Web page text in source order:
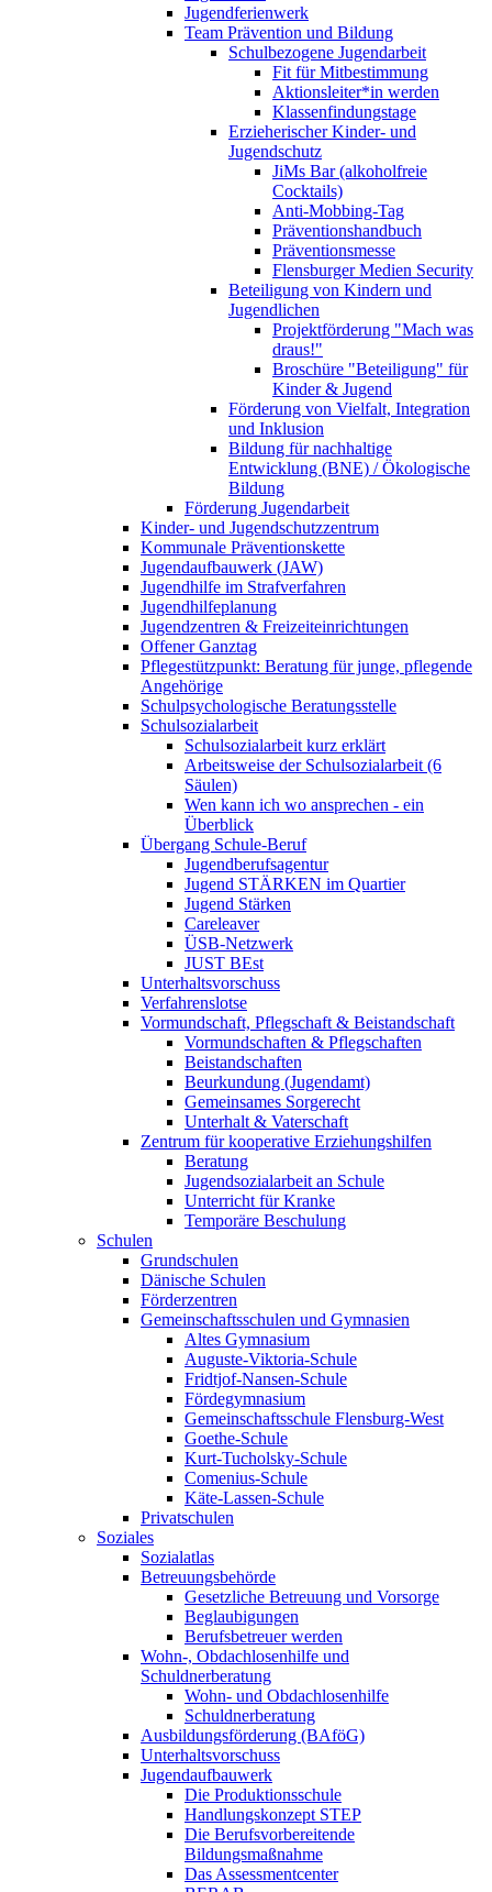
Jugendferienwerk
Team Prävention und Bildung
Schulbezogene Jugendarbeit
Fit für Mitbestimmung
Aktionsleiter*in werden
Klassenfindungstage
Erzieherischer Kinder- und
Jugendschutz
JiMs Bar (alkoholfreie
Cocktails)
Anti-Mobbing-Tag
Präventionshandbuch
Präventionsmesse
Flensburger Medien Security
Beteiligung von Kindern und
Jugendlichen
Projektförderung "Mach was
draus!"
Broschüre "Beteiligung" für
Kinder & Jugend
Förderung von Vielfalt, Integration
und Inklusion
Bildung für nachhaltige
Entwicklung (BNE) / Ökologische
Bildung
Förderung Jugendarbeit
Kinder- und Jugendschutzzentrum
Kommunale Präventionskette
Jugendaufbauwerk (JAW)
Jugendhilfe im Strafverfahren
Jugendhilfeplanung
Jugendzentren & Freizeiteinrichtungen
Offener Ganztag
Pflegestützpunkt: Beratung für junge, pflegende
Angehörige
Schulpsychologische Beratungsstelle
Schulsozialarbeit
Schulsozialarbeit kurz erklärt
Arbeitsweise der Schulsozialarbeit (6
Säulen)
Wen kann ich wo ansprechen - ein
Überblick
Übergang Schule-Beruf
Jugendberufsagentur
Jugend STÄRKEN im Quartier
Jugend Stärken
Careleaver
ÜSB-Netzwerk
JUST BEst
Unterhaltsvorschuss
Verfahrenslotse
Vormundschaft, Pflegschaft & Beistandschaft
Vormundschaften & Pflegschaften
Beistandschaften
Beurkundung (Jugendamt)
Gemeinsames Sorgerecht
Unterhalt & Vaterschaft
Zentrum für kooperative Erziehungshilfen
Beratung
Jugendsozialarbeit an Schule
Unterricht für Kranke
Temporäre Beschulung
Schulen
Grundschulen
Dänische Schulen
Förderzentren
Gemeinschaftsschulen und Gymnasien
Altes Gymnasium
Auguste-Viktoria-Schule
Fridtjof-Nansen-Schule
Fördegymnasium
Gemeinschaftsschule Flensburg-West
Goethe-Schule
Kurt-Tucholsky-Schule
Comenius-Schule
Käte-Lassen-Schule
Privatschulen
Soziales
Sozialatlas
Betreuungsbehörde
Gesetzliche Betreuung und Vorsorge
Beglaubigungen
Berufsbetreuer werden
Wohn-, Obdachlosenhilfe und
Schuldnerberatung
Wohn- und Obdachlosenhilfe
Schuldnerberatung
Ausbildungsförderung (BAföG)
Unterhaltsvorschuss
Jugendaufbauwerk
Die Produktionsschule
Handlungskonzept STEP
Die Berufsvorbereitende
Bildungsmaßnahme
Das Assessmentcenter